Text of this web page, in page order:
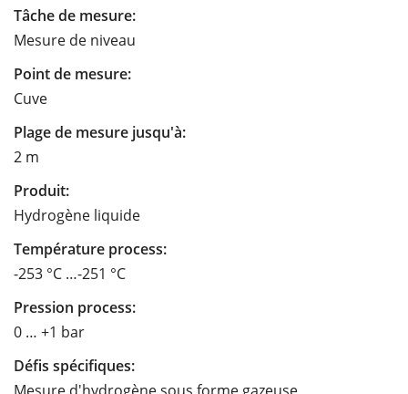
Tâche de mesure:
Mesure de niveau
Point de mesure:
Cuve
Plage de mesure jusqu'à:
2 m
Produit:
Hydrogène liquide
Température process:
-253 °C …-251 °C
Pression process:
0 … +1 bar
Défis spécifiques: